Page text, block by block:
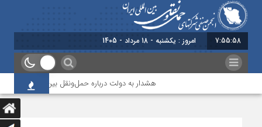
7:55:59 امروز : یکشنبه - 18 مرداد - 1405
هشدار به دولت درباره حمل‌ونقل بین‌المللی؛ شرکت‌ها